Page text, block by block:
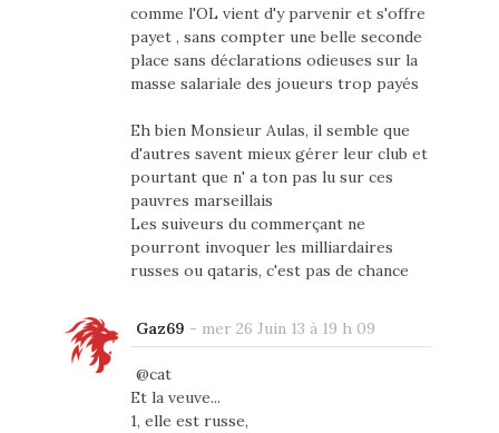
comme l'OL vient d'y parvenir et s'offre
payet , sans compter une belle seconde
place sans déclarations odieuses sur la
masse salariale des joueurs trop payés
Eh bien Monsieur Aulas, il semble que
d'autres savent mieux gérer leur club et
pourtant que n' a ton pas lu sur ces
pauvres marseillais
Les suiveurs du commerçant ne
pourront invoquer les milliardaires
russes ou qataris, c'est pas de chance
Gaz69 - mer 26 Juin 13 à 19 h 09
@cat
Et la veuve...
1, elle est russe,